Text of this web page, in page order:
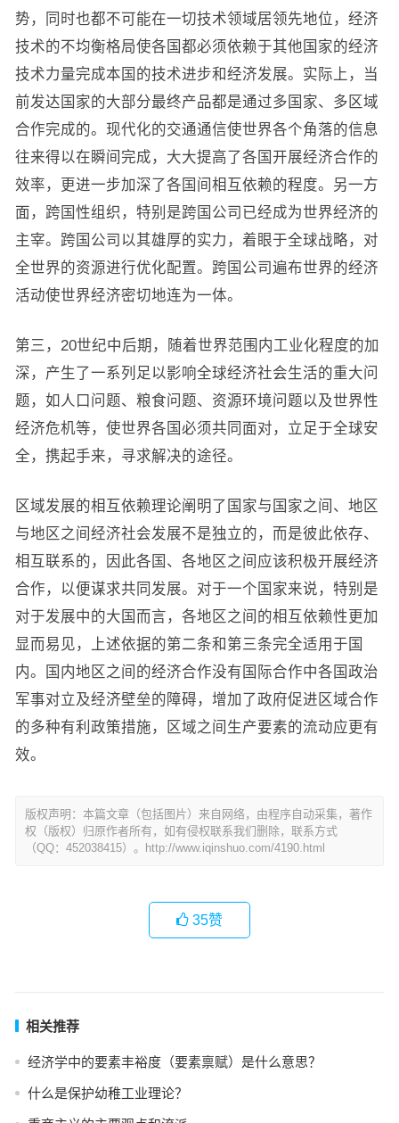
势，同时也都不可能在一切技术领域居领先地位，经济
技术的不均衡格局使各国都必须依赖于其他国家的经济
技术力量完成本国的技术进步和经济发展。实际上，当
前发达国家的大部分最终产品都是通过多国家、多区域
合作完成的。现代化的交通通信使世界各个角落的信息
往来得以在瞬间完成，大大提高了各国开展经济合作的
效率，更进一步加深了各国间相互依赖的程度。另一方
面，跨国性组织，特别是跨国公司已经成为世界经济的
主宰。跨国公司以其雄厚的实力，着眼于全球战略，对
全世界的资源进行优化配置。跨国公司遍布世界的经济
活动使世界经济密切地连为一体。
第三，20世纪中后期，随着世界范围内工业化程度的加
深，产生了一系列足以影响全球经济社会生活的重大问
题，如人口问题、粮食问题、资源环境问题以及世界性
经济危机等，使世界各国必须共同面对，立足于全球安
全，携起手来，寻求解决的途径。
区域发展的相互依赖理论阐明了国家与国家之间、地区
与地区之间经济社会发展不是独立的，而是彼此依存、
相互联系的，因此各国、各地区之间应该积极开展经济
合作，以便谋求共同发展。对于一个国家来说，特别是
对于发展中的大国而言，各地区之间的相互依赖性更加
显而易见，上述依据的第二条和第三条完全适用于国
内。国内地区之间的经济合作没有国际合作中各国政治
军事对立及经济壁垒的障碍，增加了政府促进区域合作
的多种有利政策措施，区域之间生产要素的流动应更有
效。
版权声明：本篇文章（包括图片）来自网络，由程序自动采集，著作
权（版权）归原作者所有，如有侵权联系我们删除，联系方式
（QQ：452038415）。http://www.iqinshuo.com/4190.html
35赞
相关推荐
经济学中的要素丰裕度（要素禀赋）是什么意思？
什么是保护幼稚工业理论？